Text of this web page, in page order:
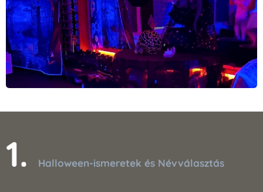
1. Halloween-ismeretek és Névválasztás